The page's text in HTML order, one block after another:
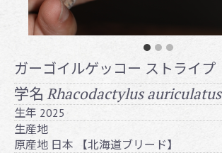
ガーゴイルゲッコー ストライプ
学名 Rhacodactylus auriculatus
生年 2025
生産地
原産地 日本 【北海道ブリード】